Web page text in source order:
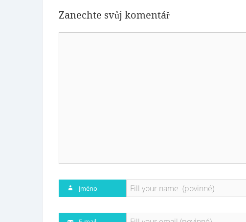
Zanechte svůj komentář
Jméno